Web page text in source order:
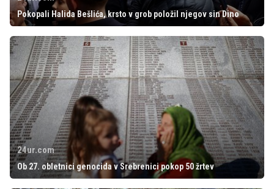
Pokopali Halida Bešlića, krsto v grob položil njegov sin Dino
24ur.com
Ob 27. obletnici genocida v Srebrenici pokop 50 žrtev